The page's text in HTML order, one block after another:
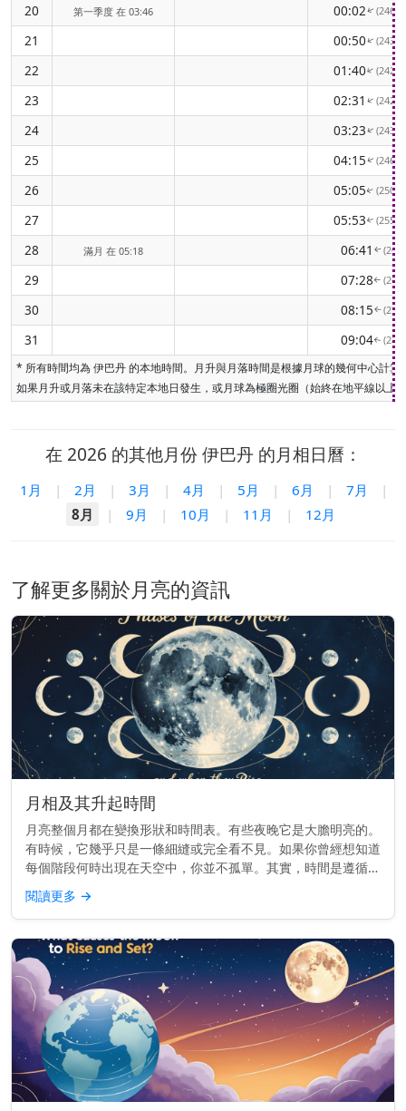
20
第一季度 在 03:46 00:02↑(246°
21 00:50↑(243°
22 01:40↑(242°
23 02:31 ↑(242°
24 03:23↑(243°
25 04:15↑(246°
26 05:05↑(250°
27 05:53↑(255°
28 滿月 在 05:18 06:41 ↑
29 07:28↑
30 08:15↑
31 09:04↑
* 所有時間均為 伊巴丹 的本地時間。月升與月落時間是根據月球的幾何中心計
如果月升或月落未在該特定本地日發生，或月球為極圈光圈（始終在地平線以
在 2026 的其他月份 伊巴丹 的月相日曆：
1月 | 2月 | 3月 | 4月 | 5月 | 6月 | 7月
|
8月
| 9月 | 10月 | 11月 | 12月
了解更多關於月亮的資訊
月相及其升起時間
月亮整個月都在變換形狀和時間表。有些夜晚它是大膽明亮的。
有時候，它幾乎只是一條細縫或完全看不見。如果你曾經想知道
每個階段何時出現在天空中，你並不孤單。其實，時間是遵循一
個節奏的。 重點提示： 每個月相的升起時間不同——從日出到
日落——這取決...
閱讀更多 →